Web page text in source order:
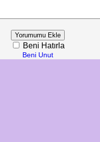
Beni Hatırla
Beni Unut